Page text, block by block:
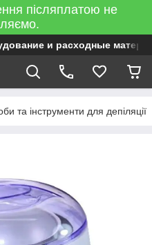
післяплатою не
и расходные
та інструменти для депіляції